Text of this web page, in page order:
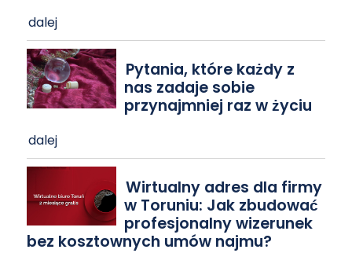
dalej
Pytania, które każdy z
nas zadaje sobie
przynajmniej raz w życiu
dalej
Wirtualny adres dla firmy
w Toruniu: Jak zbudować
profesjonalny wizerunek
bez kosztownych umów najmu?